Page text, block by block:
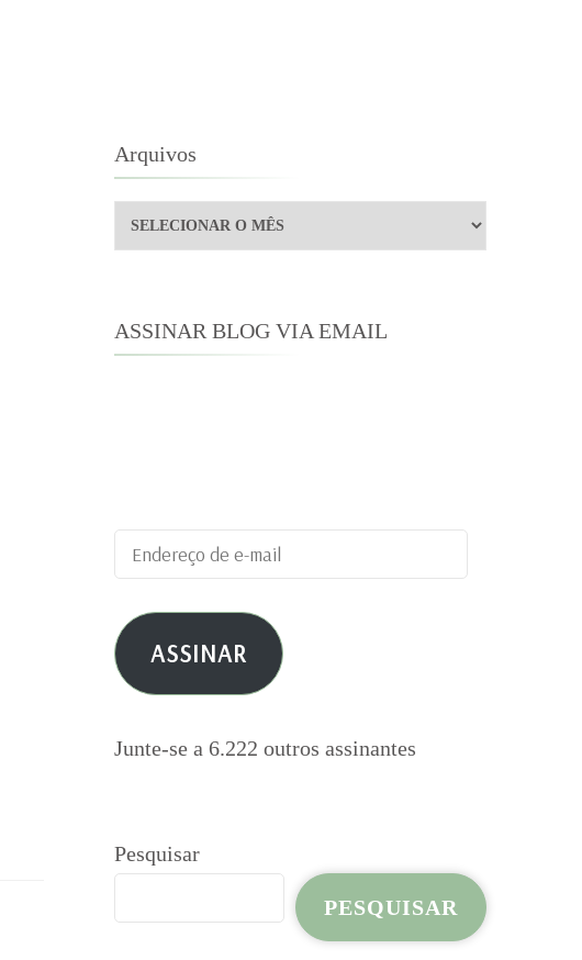
Arquivos
Arquivos
ASSINAR BLOG VIA EMAIL
Endereço
de
e-
mail ASSINAR
Junte-se a 6.222 outros assinantes
Pesquisar
PESQUISAR